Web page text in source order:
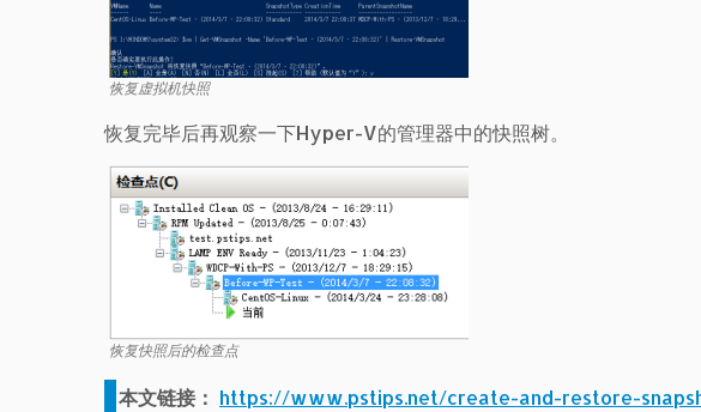
恢复虚拟机快照
恢复完毕后再观察一下Hyper-V的管理器中的快照树。
恢复快照后的检查点
本文链接： https://www.pstips.net/create-and-restore-